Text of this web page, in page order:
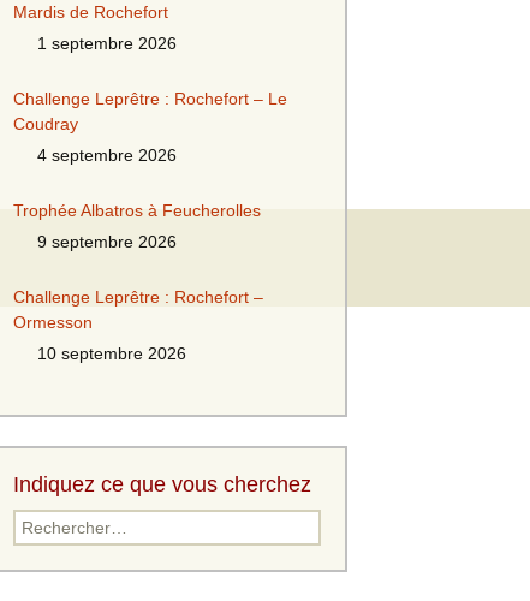
Mardis de Rochefort
1 septembre 2026
Challenge Leprêtre : Rochefort – Le
Coudray
4 septembre 2026
Trophée Albatros à Feucherolles
9 septembre 2026
Challenge Leprêtre : Rochefort –
Ormesson
10 septembre 2026
Indiquez ce que vous cherchez